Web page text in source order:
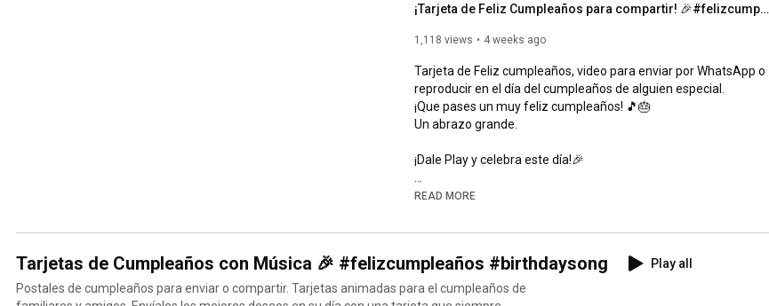
¡Tarjeta de Feliz Cumpleaños para compartir! 🎉#felizcumpleaños #cumpleaños #felizcumple
1,118 views 4 weeks ago
Tarjeta de Feliz cumpleaños, video para enviar por WhatsApp o
reproducir en el día del cumpleaños de alguien especial.
¡Que pases un muy feliz cumpleaños! 🎵🎂
Un abrazo grande.
¡Dale Play y celebra este día!🎉
https://www.youtube.com/@HappyBirthda...
Tarjeta de cumpleaños, postales, ecards, feliz cumpleaños,
READ MORE
Tarjetas de Cumpleaños con Música 🎉 #felizcumpleaños #birthdaysong
Play all
Postales de cumpleaños para enviar o compartir. Tarjetas animadas para el cumpleaños de